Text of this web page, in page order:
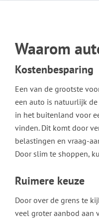
Waarom
Kostenbesparing
Een van de grootste
een auto is natuurlijk
in het buitenland voor
vinden. Dit komt door
belastingen en vraag-
Door slim te shoppen,
Ruimere keuze
Door over de grens te
veel groter aanbod aan